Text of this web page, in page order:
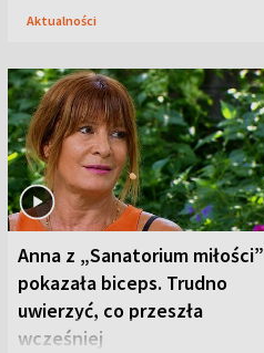
Aktualności
Anna z „Sanatorium miłości”
pokazała biceps. Trudno
uwierzyć, co przeszła
wcześniej